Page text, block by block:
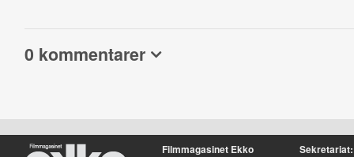
0 kommentarer
Filmmagasinet Ekko Sekretariat: